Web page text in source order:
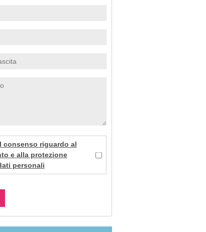
consenso riguardo al
e alla protezione
personali